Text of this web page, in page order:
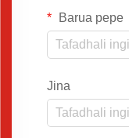
Barua pepe
Jina